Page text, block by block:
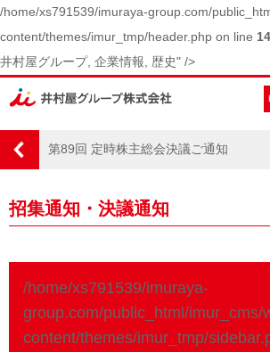
/home/xs791539/imuraya-group.com/
content/themes/imur_tmp/header.php on line
井村屋グループ, 企業情報, 歴史" />
第89回 定時株主総会決議ご通知
招集通知・決議通知
/home/xs791539/imuraya-
group.com/public_html/imur_cms/
content/themes/imur_tmp/